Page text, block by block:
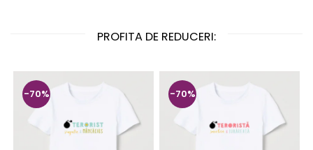
PROFITA DE REDUCERI:
-70% -70%